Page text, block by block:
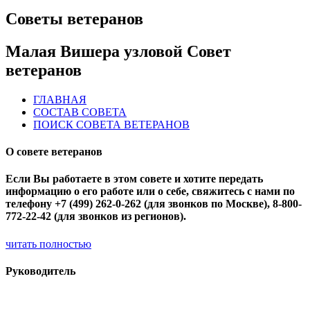
Советы ветеранов
Малая Вишера узловой Совет
ветеранов
ГЛАВНАЯ
СОСТАВ СОВЕТА
ПОИСК СОВЕТА ВЕТЕРАНОВ
О совете ветеранов
Если Вы работаете в этом совете и хотите передать
информацию о его работе или о себе, свяжитесь с нами по
телефону +7 (499) 262-0-262 (для звонков по Москве), 8-800-
772-22-42 (для звонков из регионов).
читать полностью
Руководитель